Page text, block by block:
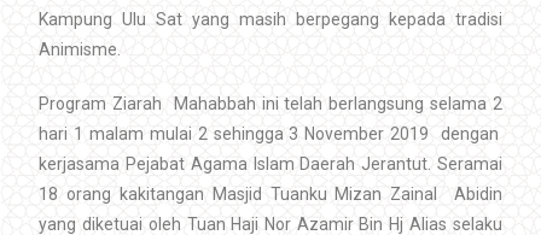
Kampung Ulu Sat yang masih berpegang kepada tradisi
Animisme.
Program Ziarah Mahabbah ini telah berlangsung selama 2
hari 1 malam mulai 2 sehingga 3 November 2019 dengan
kerjasama Pejabat Agama Islam Daerah Jerantut. Seramai
18 orang kakitangan Masjid Tuanku Mizan Zainal Abidin
yang diketuai oleh Tuan Haji Nor Azamir Bin Hj Alias selaku